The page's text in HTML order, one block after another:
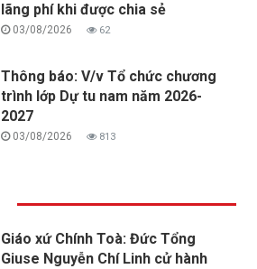
lãng phí khi được chia sẻ
03/08/2026 62
Thông báo: V/v Tổ chức chương
trình lớp Dự tu nam năm 2026-
2027
03/08/2026 813
Giáo xứ Chính Toà: Đức Tổng
Giuse Nguyễn Chí Linh cử hành